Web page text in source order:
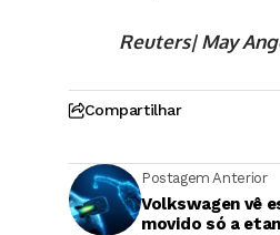
Reuters| May
Compartilhar
Postagem Anterior
Volkswagen vê
movido só a